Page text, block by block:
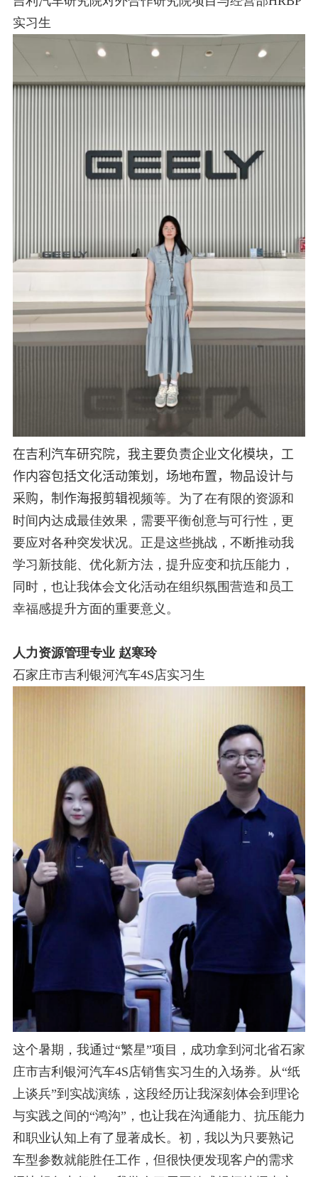
实习生
在吉利汽车研究院，我主要负责企业文化模块，工
作内容包括文化活动策划，场地布置，物品设计与
采购，制作海报剪辑视频等。为了在有限的资源和
时间内达成最佳效果，需要平衡创意与可行性，更
要应对各种突发状况。正是这些挑战，不断推动我
学习新技能、优化新方法，提升应变和抗压能力，
同时，也让我体会文化活动在组织氛围营造和员工
幸福感提升方面的重要意义。
人力资源管理专业 赵寒玲
石家庄市吉利银河汽车4S店实习生
这个暑期，我通过“繁星”项目，成功拿到河北省石家
庄市吉利银河汽车4S店销售实习生的入场券。从“纸
上谈兵”到实战演练，这段经历让我深刻体会到理论
与实践之间的“鸿沟”，也让我在沟通能力、抗压能力
和职业认知上有了显著成长。 初，我以为只要熟记
车型参数就能胜任工作，但很快便发现客户的需求